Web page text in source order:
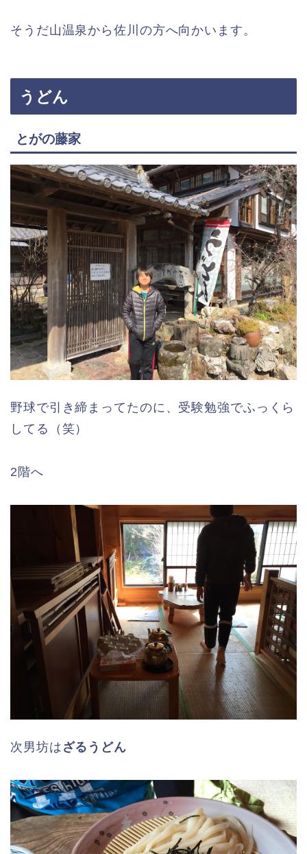
そうだ山温泉から佐川の方へ向かいます。
うどん
とがの藤家
野球で引き締まってたのに、受験勉強でふっくら
してる（笑）
2階へ
次男坊は ざるうどん